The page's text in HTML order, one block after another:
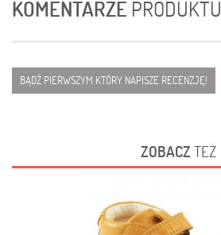
KOMENTARZE PRODUKTU
BĄDŹ PIERWSZYM KTÓRY NAPISZE RECENZJĘ!
ZOBACZTEŻ